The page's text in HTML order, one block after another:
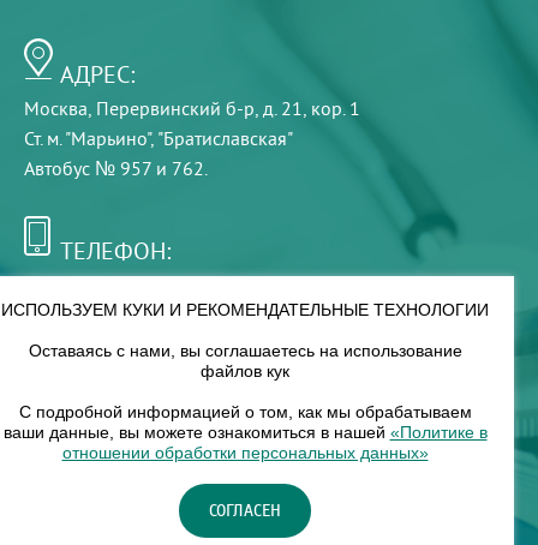
АДРЕС:
Москва, Перервинский б-р, д. 21, кор. 1
Ст. м. "Марьино", "Братиславская"
Автобус № 957 и 762.
ТЕЛЕФОН:
РЕЖИМ РАБОТЫ:
8 — 18
НАШ ФИЛИАЛ:
Москва, м. Нагорное, Нагорный б-р, д. 19, кор. 1
ИСПОЛЬЗУЕМ КУКИ И РЕКОМЕНДАТЕЛЬНЫЕ ТЕХНОЛОГИИ
Оставаясь с нами, вы соглашаетесь на использование
файлов кук
С подробной информацией о том, как мы обрабатываем
ваши данные, вы можете ознакомиться в нашей «Политике в
отношении обработки персональных данных»
СОГЛАСЕН